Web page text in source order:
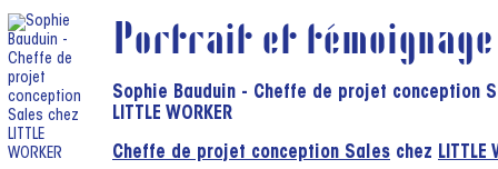
Portrait et
Sophie Bauduin - Cheffe de projet conception
LITTLE WORKER
Cheffe de projet conception Sales chez LITTLE